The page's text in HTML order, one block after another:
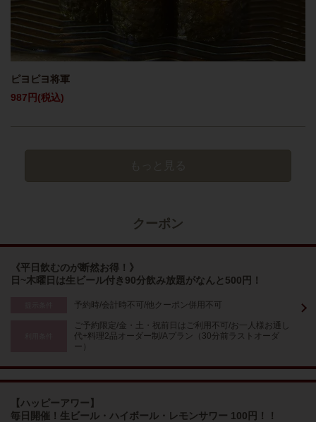
ピヨピヨ将軍
987円 (税込)
クーポン
《平日飲むのが断然お得！》
日~木曜日は生ビール付き90分飲み放題がなんと500円！
予約時/会計時不可/他クーポン併用不可
ご予約限定/金・土・祝前日はご利用不可/お一人様お通し
代+料理2品オーダー制/Aプラン（30分前ラストオーダ
ー）
【ハッピーアワー】
毎日開催！生ビール・ハイボール・レモンサワー 100円！！